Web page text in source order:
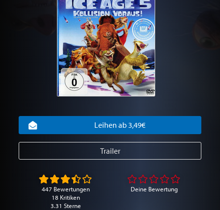
Leihen ab 3,49€
Trailer
447 Bewertungen
18 Kritiken
3.31 Sterne
Deine Bewertung